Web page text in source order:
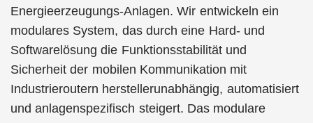
Energieerzeugungs-Anlagen. Wir entwickeln ein
modulares System, das durch eine Hard- und
Softwarelösung die Funktionsstabilität und
Sicherheit der mobilen Kommunikation mit
Industrieroutern herstellerunabhängig, automatisiert
und anlagenspezifisch steigert. Das modulare